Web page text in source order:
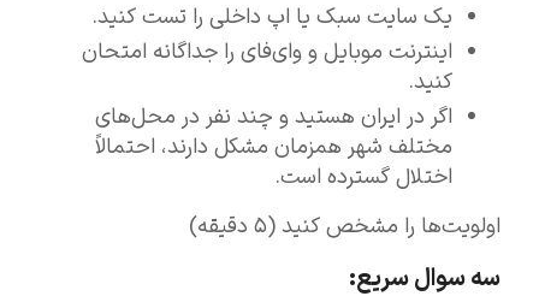
یک سایت سبک یا اپ داخلی را تست کنید.
اینترنت موبایل و وای‌فای را جداگانه امتحان
کنید.
اگر در ایران هستید و چند نفر در محل‌های
مختلف شهر همزمان مشکل دارند، احتمالاً
اختلال گسترده است.
اولویت‌ها را مشخص کنید (۵ دقیقه)
سه سوال سریع: